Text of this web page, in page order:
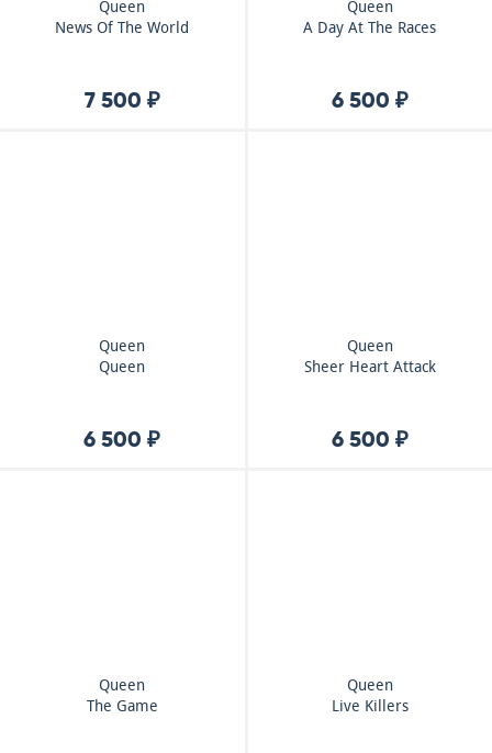
Queen
News Of The World
7 500 ₽
Queen
A Day At The Races
6 500 ₽
Queen
Queen
6 500 ₽
Queen
Sheer Heart Attack
6 500 ₽
Queen
The Game
Queen
Live Killers